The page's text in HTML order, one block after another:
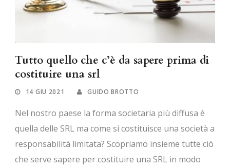
Tutto quello che c’è da sapere prima di
costituire una srl
14 GIU 2021 GUIDO BROTTO
Nel nostro paese la forma societaria più diffusa è
quella delle SRL ma come si costituisce una società a
responsabilità limitata? Scopriamo insieme tutte ciò
che serve sapere per costituire una SRL in modo